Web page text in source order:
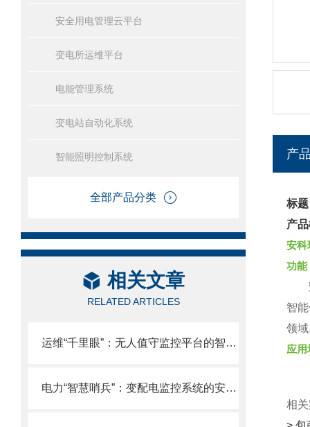
安全用电管理云平台
变电所运维平台
电能管理系统
变电站自动化系统
智能照明控制系统
全部产品分类
相关文章
RELATED ARTICLES
运维“千里眼”：无人值守监控平台的智能值守之道
电力“智慧哨兵”：变配电监控系统的安全运维之道
产
标
产
安科
功能
智
领
应用
相